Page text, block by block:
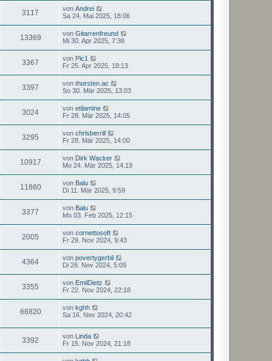
3117 von Andrei
Sa 24. Mai 2025, 18:06
13369 von Gitarrenfreund
Mi 30. Apr 2025, 7:38
3367 von Pic1
Fr 25. Apr 2025, 18:13
3397 von thorsten.ac
So 30. Mär 2025, 13:03
3024 von etilamine
Fr 28. Mär 2025, 14:05
3295 von chrisberrill
Fr 28. Mär 2025, 14:00
10917 von Dirk Wacker
Mo 24. Mär 2025, 14:19
11860 von Balu
Di 11. Mär 2025, 9:59
3377 von Balu
Mo 03. Feb 2025, 12:15
2005 von cornettosoft
Fr 29. Nov 2024, 9:43
4364 von povertygerbil
Di 26. Nov 2024, 5:09
3355 von EmilDietz
Fr 22. Nov 2024, 22:18
68820 von kghh
Sa 16. Nov 2024, 20:42
3392 von Linda
Fr 15. Nov 2024, 21:18